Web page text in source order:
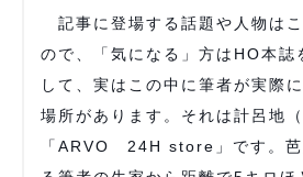
記事に登場する話題や人物は
ので、「気になる」方はHO本誌
して、実はこの中に筆者が実際
場所があります。それは計呂地
「ARVO 24H store」です。芭